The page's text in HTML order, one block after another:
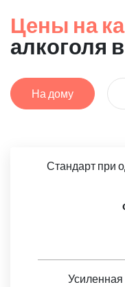
Цены на
алкоголя
На дому
Стандарт при